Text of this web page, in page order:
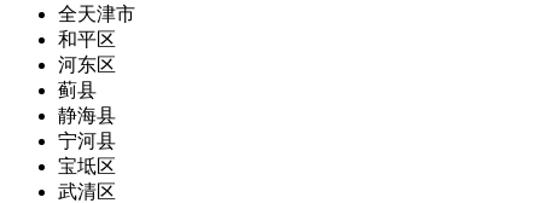
全天津市
和平区
河东区
蓟县
静海县
宁河县
宝坻区
武清区